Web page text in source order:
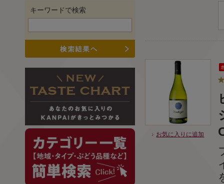
お気に入りに追加
キーワードで検索